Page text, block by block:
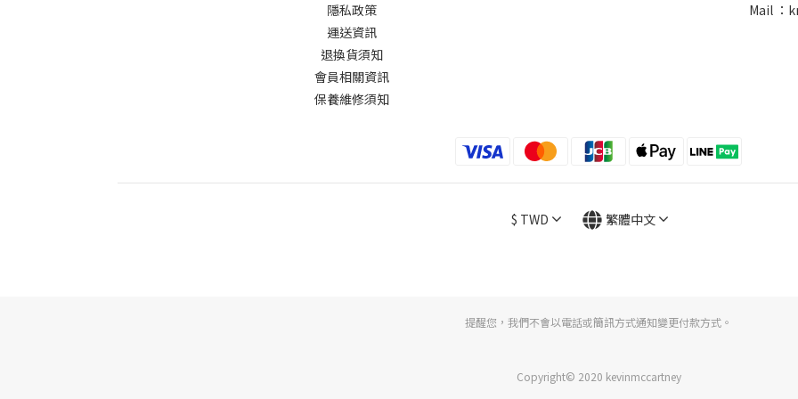
隱私政策
運送資訊
退換貨須知
會員相關資訊
保養維修須知
Mail ：
$ TWD 繁體中文
提醒您，我們不會以電話或簡訊方式通知變更付款方式。
Copyright© 2020 kevinmccartney